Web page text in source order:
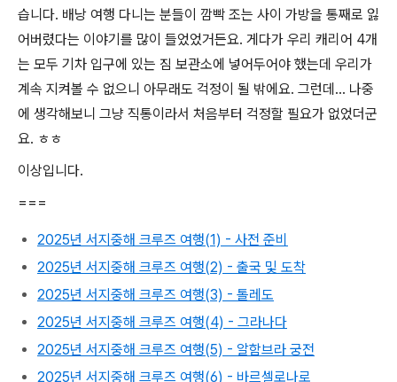
습니다. 배낭 여행 다니는 분들이 깜빡 조는 사이 가방을 통째로 잃
어버렸다는 이야기를 많이 들었었거든요. 게다가 우리 캐리어 4개
는 모두 기차 입구에 있는 짐 보관소에 넣어두어야 했는데 우리가
계속 지켜볼 수 없으니 아무래도 걱정이 될 밖에요. 그런데... 나중
에 생각해보니 그냥 직통이라서 처음부터 걱정할 필요가 없었더군
요. ㅎㅎ
이상입니다.
===
2025년 서지중해 크루즈 여행(1) - 사전 준비
2025년 서지중해 크루즈 여행(2) - 출국 및 도착
2025년 서지중해 크루즈 여행(3) - 톨레도
2025년 서지중해 크루즈 여행(4) - 그라나다
2025년 서지중해 크루즈 여행(5) - 알함브라 궁전
2025년 서지중해 크루즈 여행(6) - 바르셀로나로